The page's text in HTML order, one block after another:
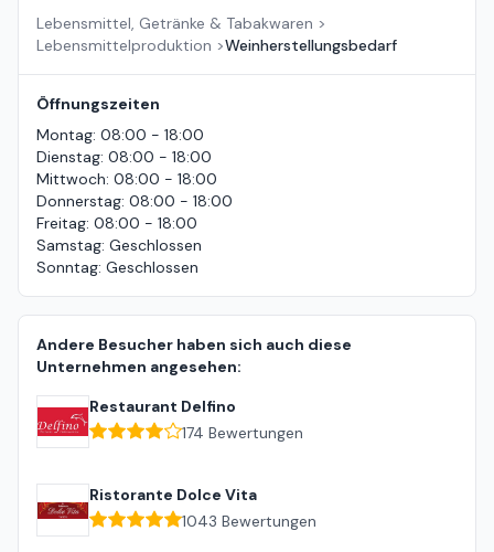
Lebensmittel, Getränke & Tabakwaren >
Lebensmittelproduktion >Weinherstellungsbedarf
Öffnungszeiten
Montag: 08:00 - 18:00
Dienstag: 08:00 - 18:00
Mittwoch: 08:00 - 18:00
Donnerstag: 08:00 - 18:00
Freitag: 08:00 - 18:00
Samstag: Geschlossen
Sonntag: Geschlossen
Andere Besucher haben sich auch diese
Unternehmen angesehen:
Restaurant Delfino
174 Bewertungen
Ristorante Dolce Vita
1043 Bewertungen